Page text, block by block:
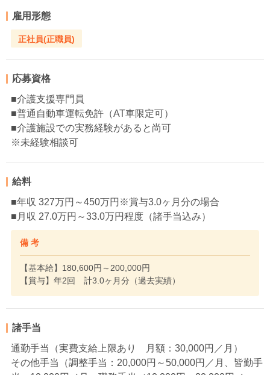
雇用形態
正社員(正職員)
応募資格
■介護支援専門員
■普通自動車運転免許（AT車限定可）
■介護施設での実務経験があると尚可
※未経験相談可
給料
■年収 327万円～450万円※賞与3.0ヶ月分の場合
■月収 27.0万円～33.0万円程度（諸手当込み）
備 考
【基本給】180,600円～200,000円
【賞与】年2回 計3.0ヶ月分（過去実績）
諸手当
通勤手当（実費支給上限あり 月額：30,000円／月）
その他手当（調整手当：20,000円～50,000円／月、皆勤手